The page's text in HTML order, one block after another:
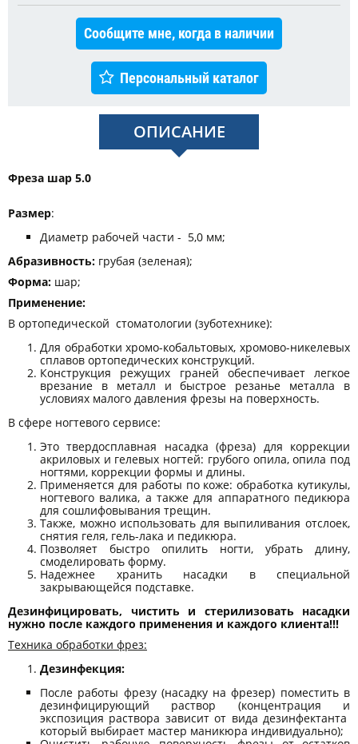
Сообщите мне, когда в наличии
Персональный каталог
ОПИСАНИЕ
Фреза шар 5.0
Размер:
Диаметр рабочей части - 5,0 мм;
Абразивность: грубая (зеленая);
Форма: шар;
Применение:
В ортопедической стоматологии (зуботехнике):
Для обработки хромо-кобальтовых, хромово-никелевых
сплавов ортопедических конструкций.
Конструкция режущих граней обеспечивает легкое
врезание в металл и быстрое резанье металла в
условиях малого давления фрезы на поверхность.
В сфере ногтевого сервисе:
Это твердосплавная насадка (фреза) для коррекции
акриловых и гелевых ногтей: грубого опила, опила под
ногтями, коррекции формы и длины.
Применяется для работы по коже: обработка кутикулы,
ногтевого валика, а также для аппаратного педикюра
для сошлифовывания трещин.
Также, можно использовать для выпиливания отслоек,
снятия геля, гель-лака и педикюра.
Позволяет быстро опилить ногти, убрать длину,
смоделировать форму.
Надежнее хранить насадки в специальной
закрывающейся подставке.
Дезинфицировать, чистить и стерилизовать насадки
нужно после каждого применения и каждого клиента!!!
Техника обработки фрез:
Дезинфекция:
После работы фрезу (насадку на фрезер) поместить в
дезинфицирующий раствор (концентрация и
экспозиция раствора зависит от вида дезинфектанта
который выбирает мастер маникюра индивидуально);